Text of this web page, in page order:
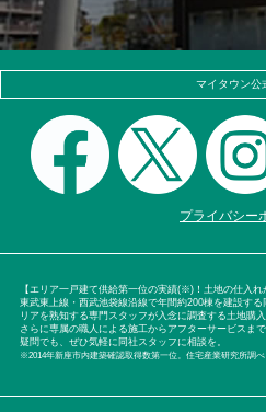
マイタウン公
プライバシー
【エリア一戸建て供給第一位の実績(※)！土地の仕入れ
東武東上線・西武池袋線沿線で年間約200棟を建設す
リアを熟知する専門スタッフが入念に調査する土地購
さらに専属の職人による施工からアフターサービスま
疑問でも、ぜひ気軽に同社スタッフに相談を。
※2014年新座市内建築確認取得数第一位。住宅産業研究所調べ